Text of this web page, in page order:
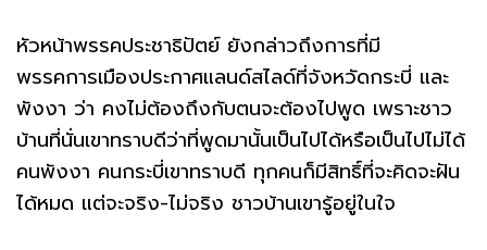
หัวหน้าพรรคประชาธิปัตย์ ยังกล่าวถึงการที่มี
พรรคการเมืองประกาศแลนด์สไลด์ที่จังหวัดกระบี่ และ
พังงา ว่า คงไม่ต้องถึงกับตนจะต้องไปพูด เพราะชาว
บ้านที่นั่นเขาทราบดีว่าที่พูดมานั้นเป็นไปได้หรือเป็นไปไม่ได้
คนพังงา คนกระบี่เขาทราบดี ทุกคนก็มีสิทธิ์ที่จะคิดจะฝัน
ได้หมด แต่จะจริง-ไม่จริง ชาวบ้านเขารู้อยู่ในใจ